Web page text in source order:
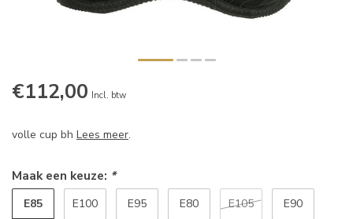
€112,00 Incl. btw
volle cup bh Lees meer.
Maak een keuze: *
E85 E100 E95 E80 E105 E90